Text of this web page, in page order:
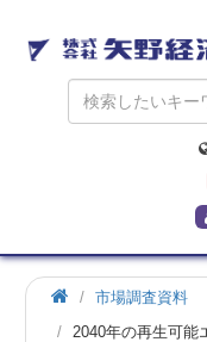
市場調査資料
2040年の再生可能